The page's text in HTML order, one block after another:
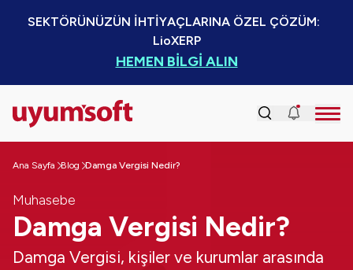
SEKTÖRÜNÜZÜN İHTİYAÇLARINA ÖZEL ÇÖZÜM:
LioXERP
HEMEN BİLGİ ALIN
Ana Sayfa Blog Damga Vergisi Nedir?
Muhasebe
Damga Vergisi Nedir?
Damga Vergisi, kişiler ve kurumlar arasında